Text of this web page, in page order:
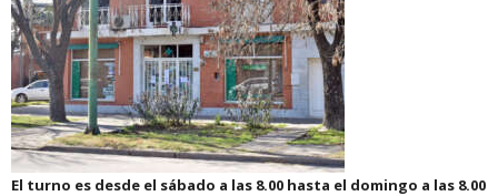
El turno es desde el sábado a las 8.00 hasta el domingo a las 8.00